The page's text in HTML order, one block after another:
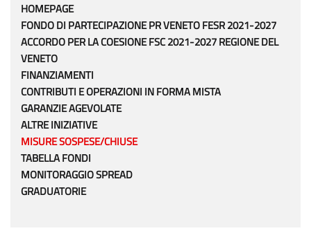
HOMEPAGE
FONDO DI PARTECIPAZIONE PR VENETO FESR 2021-2027
ACCORDO PER LA COESIONE FSC 2021-2027 REGIONE DEL
VENETO
FINANZIAMENTI
CONTRIBUTI E OPERAZIONI IN FORMA MISTA
GARANZIE AGEVOLATE
ALTRE INIZIATIVE
MISURE SOSPESE/CHIUSE
TABELLA FONDI
MONITORAGGIO SPREAD
GRADUATORIE